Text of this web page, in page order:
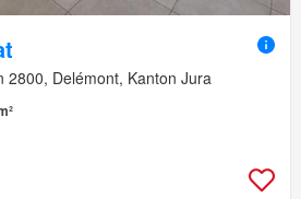
2800, Delémont, Kanton Jura